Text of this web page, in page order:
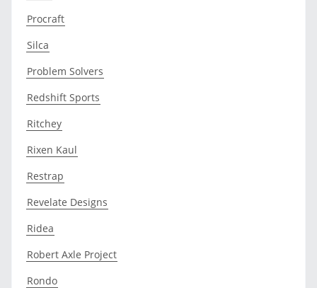
Procraft
Silca
Problem Solvers
Redshift Sports
Ritchey
Rixen Kaul
Restrap
Revelate Designs
Ridea
Robert Axle Project
Rondo